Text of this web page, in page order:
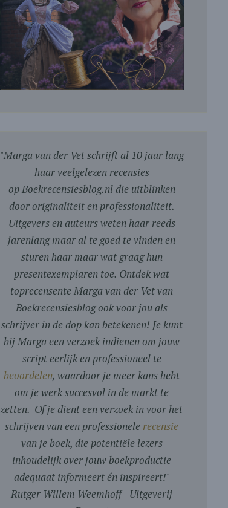
"Marga van der Vet schrijft al 10 jaar lang
haar veelgelezen recensies
op Boekrecensiesblog.nl die uitblinken
door originaliteit en professionaliteit.
Uitgevers en auteurs weten haar reeds
jarenlang maar al te goed te vinden en
sturen haar maar wat graag hun
presentexemplaren toe. Ontdek wat
toprecensente Marga van der Vet van
Boekrecensiesblog ook voor jou als
schrijver in de dop kan betekenen! Je kunt
bij Marga een verzoek indienen om jouw
script eerlijk en professioneel te
beoordelen, waardoor je meer kans hebt
om je werk succesvol in de markt te
zetten. Of je dient een verzoek in voor het
schrijven van een professionele recensie
van je boek, die potentiële lezers
inhoudelijk over jouw boekproductie
adequaat informeert én inspireert!"
Rutger Willem Weemhoff - Uitgeverij